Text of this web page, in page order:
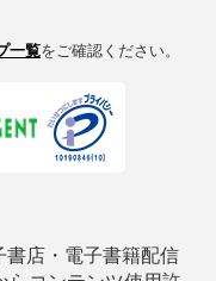
一覧をご確認ください。
店・電子書籍配信